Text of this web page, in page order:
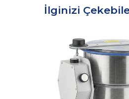
İlginizi